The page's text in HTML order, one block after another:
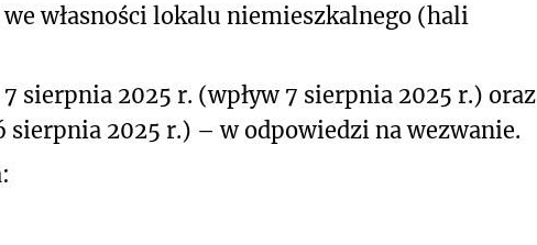
własności lokalu niemieszkalnego (hali
sierpnia 2025 r. (wpływ 7 sierpnia 2025 r.) oraz
sierpnia 2025 r.) – w odpowiedzi na wezwanie.